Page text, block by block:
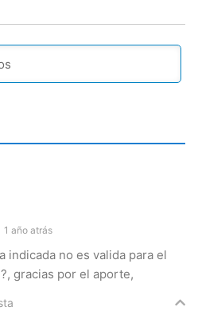
1 año atrás
indicada no es valida para el
gracias por el aporte,